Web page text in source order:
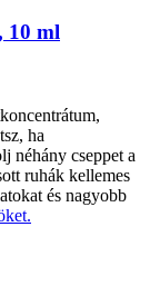
10 ml
ha
néhány cseppet a
ruhák kellemes
és nagyobb